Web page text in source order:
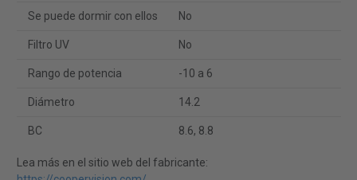
Se puede dormir con ellos No
Filtro UV No
Rango de potencia -10 a 6
Diámetro 14.2
BC 8.6, 8.8
Lea más en el sitio web del fabricante: